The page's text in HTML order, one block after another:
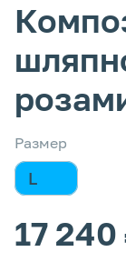
Размер
L
17 240